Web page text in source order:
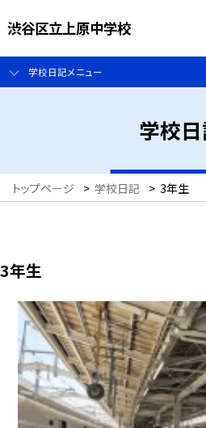
渋谷区立上原中学校
学校日記メニュー
学校
トップページ > 学校日記 > 3年生
3年生